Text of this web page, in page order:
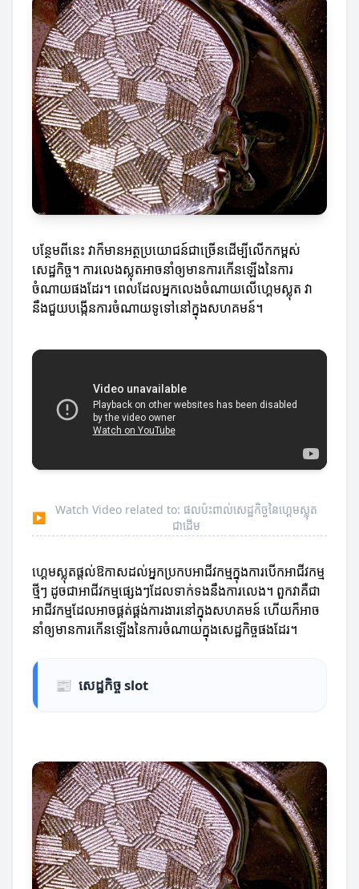
បន្ថែមពីនេះ វាក៏មានអត្ថប្រយោជន៍ជាច្រើនដើម្បីលើកកម្ពស់
សេដ្ឋកិច្ច។ ការលេងស្លុតអាចនាំឲ្យមានការកើនឡើងនៃការ
ចំណាយផងដែរ។ ពេលដែលអ្នកលេងចំណាយលើហ្គេមស្លុត វា
នឹងជួយបង្កើនការចំណាយទូទៅនៅក្នុងសហគមន៍។
▶
Watch Video related to: ផលប៉ះពាល់សេដ្ឋកិច្ចនៃហ្គេមស្លុត
ជាដើម
ហ្គេមស្លុតផ្តល់ឱកាសដល់អ្នកប្រកបអាជីវកម្មក្នុងការបើកអាជីវកម្ម
ថ្មីៗ ដូចជាអាជីវកម្មផ្សេងៗដែលទាក់ទងនឹងការលេង។ ពួកវាគឺជា
អាជីវកម្មដែលអាចផ្គត់ផ្គង់ការងារនៅក្នុងសហគមន៍ ហើយក៏អាច
នាំឲ្យមានការកើនឡើងនៃការចំណាយក្នុងសេដ្ឋកិច្ចផងដែរ។
📰 សេដ្ឋកិច្ច slot